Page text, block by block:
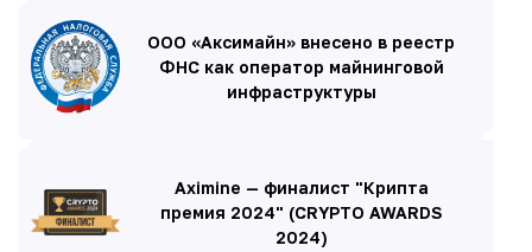
ООО «Аксимайн» внесено в реестр
ФНС как оператор майнинговой
инфраструктуры
Aximine — финалист "Крипта
премия 2024" (CRYPTO AWARDS
2024)